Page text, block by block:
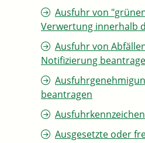
Ausfuhr von
Verwertung innerhalb
Ausfuhr von
Notifizierung
beantragen
Ausgesetzte oder